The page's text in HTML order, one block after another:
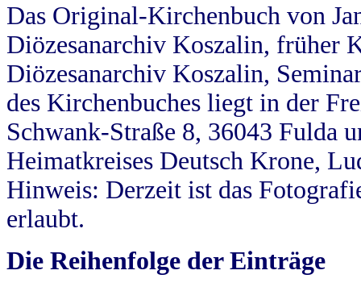
Das Original-Kirchenbuch von
Diözesanarchiv Koszalin, früher
Diözesanarchiv Koszalin,
des Kirchenbuches liegt in der
Schwank-Straße 8, 36043 Fulda
Heimatkreises Deutsch Krone,
Hinweis: Derzeit ist das
erlaubt.
Die Reihenfolge der Einträge